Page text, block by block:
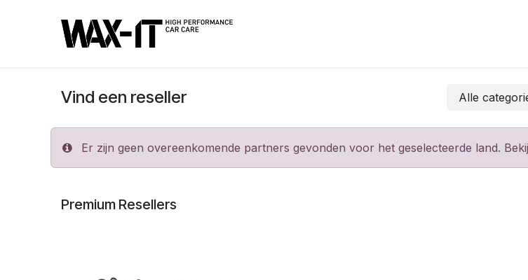
Vind een reseller Alle
Er zijn geen overeenkomende partners gevonden voor het geselecteerde land.
Premium Resellers